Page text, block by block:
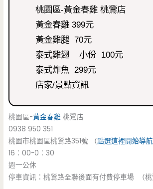
桃園區-黃金春雞 桃鶯店
黃金春雞 399元
黃金雞腿 70元
泰式雞翅 小份 100元
泰式炸魚 299元
店家/景點資訊
桃園區-黃金春雞 桃鶯店
0938 950 351
桃園市桃園區桃鶯路351號 （點選這裡開始導航
16：00-0：30
週一公休
停車資訊：桃鶯路全聯後面有付費停車場 （桃